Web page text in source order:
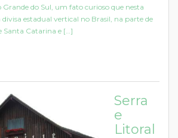
Grande do Sul, um fato curioso que nesta
estadual vertical no Brasil, na parte de
Santa Catarina e […]
Serra
e
Litoral